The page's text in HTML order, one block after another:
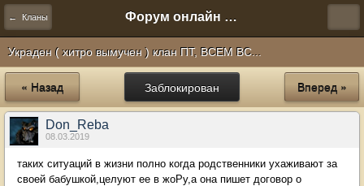
← Кланы Форум онлайн игры "Новая Эра" (Нюра Биз)
Украден ( хитро вымучен ) клан ПТ, ВСЕМ ВС...
Заблокирован
« Назад Вперед »
Don_Reba
08.03.2019
таких ситуаций в жизни полно когда родственники ухаживают за
своей бабушкой,целуют ее в жоРу,а она пишет договор о